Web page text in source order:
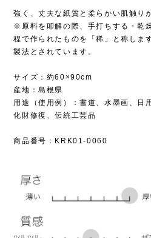
強く、丈夫な紙質と柔らかい肌触り
※原料を叩解の際、手打ちする・乾
程で作られたものを「稀」と称しま
製法とされています。
サイズ：約60×90cm
産地：島根県
用途（使用例）：書道、水墨画、日
化財修復、伝統工芸品
商品番号：KRK01-0060